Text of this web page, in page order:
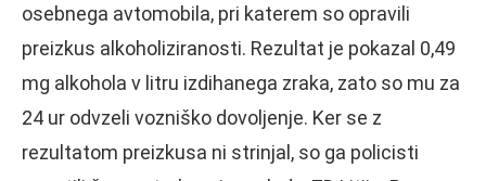
osebnega avtomobila, pri katerem so opravili
preizkus alkoholiziranosti. Rezultat je pokazal 0,49
mg alkohola v litru izdihanega zraka, zato so mu za
24 ur odvzeli vozniško dovoljenje. Ker se z
rezultatom preizkusa ni strinjal, so ga policisti